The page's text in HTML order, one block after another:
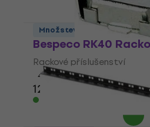
Bespeco RK40
Rackové příslušenství
4,7/5
12 Kč
Množstevní sleva